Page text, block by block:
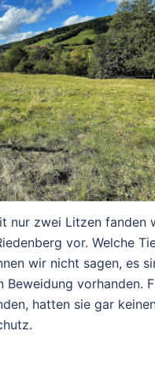
nur zwei Litzen fanden
vor. Welche
wir nicht sagen, es
vorhanden.
hatten sie gar